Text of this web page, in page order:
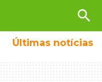
search
Últimas notícias